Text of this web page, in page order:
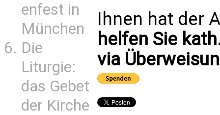
enfest in
München
Die
Liturgie:
das Gebet
der Kirche
Ihnen hat der
helfen Sie
via